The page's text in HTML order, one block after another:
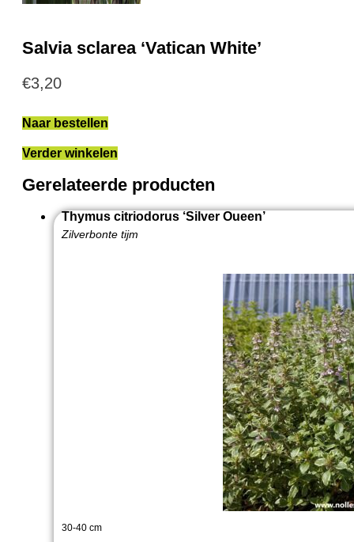
Salvia sclarea ‘Vatican White’
€3,20
Naar bestellen
Verder winkelen
Gerelateerde producten
Thymus citriodorus ‘Silver Oueen’
Zilverbonte tijm
30-40 cm